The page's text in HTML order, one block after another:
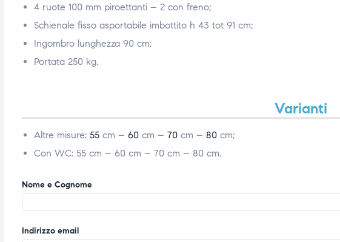
4 ruote 100 mm piroettanti – 2 con freno;
Schienale fisso asportabile imbottito h 43 tot 91 cm;
Ingombro lunghezza 90 cm;
Portata 250 kg.
Varianti
Altre misure: 55 cm – 60 cm – 70 cm – 80 cm;
Con WC: 55 cm – 60 cm – 70 cm – 80 cm.
Nome e Cognome
Indirizzo email